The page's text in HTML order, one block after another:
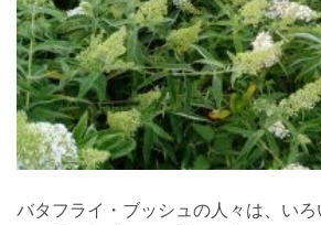
バタフライ・ブッシュの人々は、い